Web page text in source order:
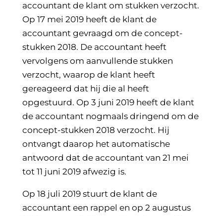
accountant de klant om stukken verzocht.
Op 17 mei 2019 heeft de klant de
accountant gevraagd om de concept-
stukken 2018. De accountant heeft
vervolgens om aanvullende stukken
verzocht, waarop de klant heeft
gereageerd dat hij die al heeft
opgestuurd. Op 3 juni 2019 heeft de klant
de accountant nogmaals dringend om de
concept-stukken 2018 verzocht. Hij
ontvangt daarop het automatische
antwoord dat de accountant van 21 mei
tot 11 juni 2019 afwezig is.
Op 18 juli 2019 stuurt de klant de
accountant een rappel en op 2 augustus